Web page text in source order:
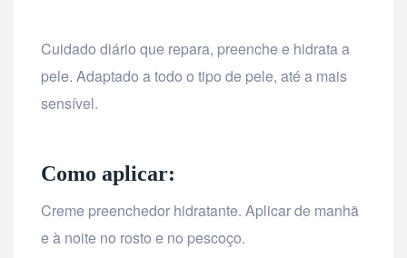
Cuidado diário que repara, preenche e hidrata a
pele. Adaptado a todo o tipo de pele, até a mais
sensível.
Como aplicar:
Creme preenchedor hidratante. Aplicar de manhã
e à noite no rosto e no pescoço.